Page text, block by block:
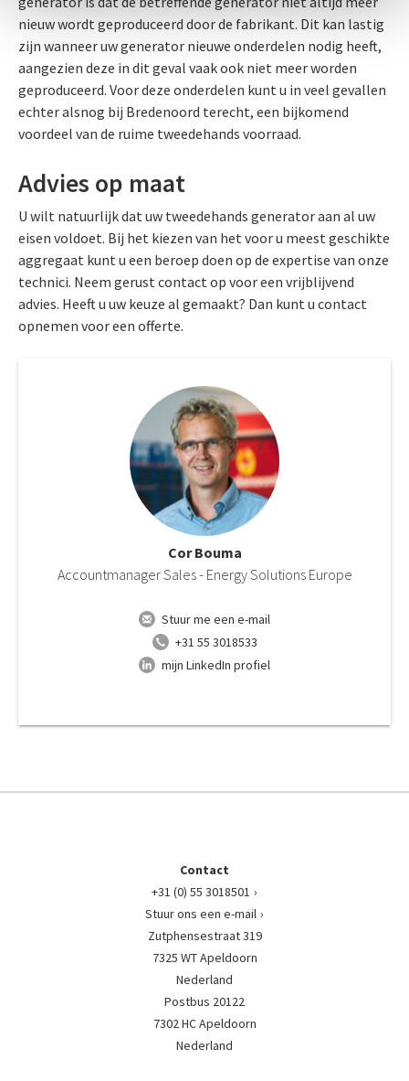
nieuw wordt geproduceerd door de fabrikant. Dit kan lastig
zijn wanneer uw generator nieuwe onderdelen nodig heeft,
aangezien deze in dit geval vaak ook niet meer worden
geproduceerd. Voor deze onderdelen kunt u in veel gevallen
echter alsnog bij Bredenoord terecht, een bijkomend
voordeel van de ruime tweedehands voorraad.
Advies op maat
U wilt natuurlijk dat uw tweedehands generator aan al uw
eisen voldoet. Bij het kiezen van het voor u meest geschikte
aggregaat kunt u een beroep doen op de expertise van onze
technici. Neem gerust contact op voor een vrijblijvend
advies. Heeft u uw keuze al gemaakt? Dan kunt u contact
opnemen voor een offerte.
Cor Bouma
Accountmanager Sales - Energy Solutions Europe
Stuur me een e-mail
+31 55 3018533
mijn LinkedIn profiel
Contact
+31 (0) 55 3018501
Stuur ons een e-mail
Zutphensestraat 319
7325 WT Apeldoorn
Nederland
Postbus 20122
7302 HC Apeldoorn
Nederland